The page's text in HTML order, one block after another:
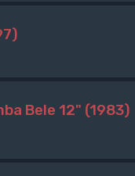
Bele 12" (1983)